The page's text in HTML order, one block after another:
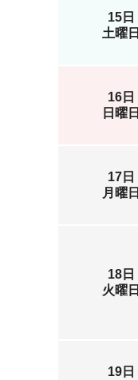
15日
土曜日
16日
日曜日
17日
月曜日
18日
火曜日
19日